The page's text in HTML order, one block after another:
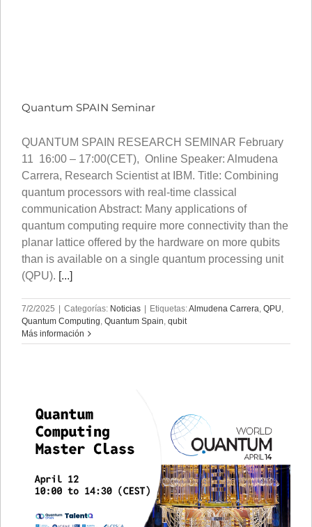
Quantum SPAIN Seminar
QUANTUM SPAIN RESEARCH SEMINAR February
11 16:00 – 17:00(CET), Online Speaker: Almudena
Carrera, Research Scientist at IBM. Title: Combining
quantum processors with real-time classical
communication Abstract: Many applications of
quantum computing require more connectivity than the
planar lattice offered by the hardware on more qubits
than is available on a single quantum processing unit
(QPU). [...]
7/2/2025 | Categorías: Noticias | Etiquetas:Almudena Carrera QPU
Quantum Computing Quantum Spain qubit
Más información